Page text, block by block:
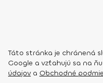
Táto stránka je chránená
Google a vzťahujú sa na
údajov a Obchodné